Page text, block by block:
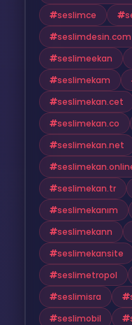
seslimce
seslimdesin.com
seslimeekan
seslimekam
seslimekan.cet
seslimekan.co
seslimekan.net
seslimekan.tr
seslimekanım
seslimekann
seslimekansite
seslimetropol
seslimisra
seslimobil